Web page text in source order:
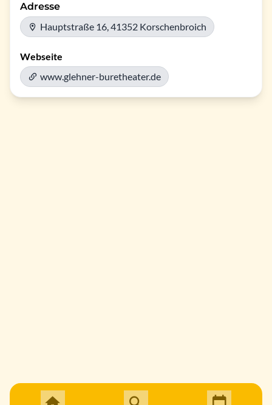
Adresse
Hauptstraße 16, 41352 Korschenbroich
Webseite
www.glehner-buretheater.de